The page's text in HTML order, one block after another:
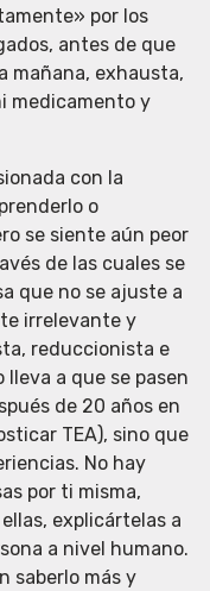
por los
antes de que
mañana, exhausta,
medicamento y
con la
o
se siente aún peor
de las cuales se
que no se ajuste a
irrelevante y
reduccionista e
a que se pasen
de 20 años en
TEA), sino que
No hay
por ti misma,
explicártelas a
a nivel humano.
saberlo más y